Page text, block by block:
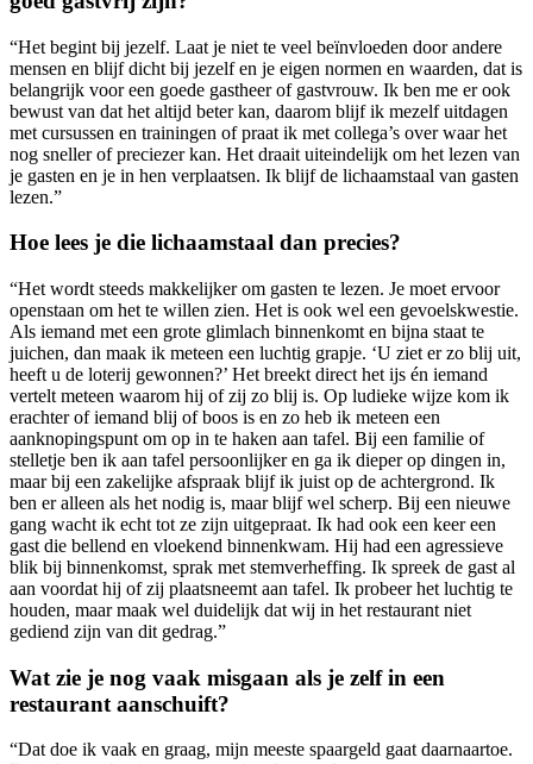
“Het begint bij jezelf. Laat je niet te veel beïnvloeden door andere
mensen en blijf dicht bij jezelf en je eigen normen en waarden, dat is
belangrijk voor een goede gastheer of gastvrouw. Ik ben me er ook
bewust van dat het altijd beter kan, daarom blijf ik mezelf uitdagen
met cursussen en trainingen of praat ik met collega’s over waar het
nog sneller of preciezer kan. Het draait uiteindelijk om het lezen van
je gasten en je in hen verplaatsen. Ik blijf de lichaamstaal van gasten
lezen.”
Hoe lees je die lichaamstaal dan precies?
“Het wordt steeds makkelijker om gasten te lezen. Je moet ervoor
openstaan om het te willen zien. Het is ook wel een gevoelskwestie.
Als iemand met een grote glimlach binnenkomt en bijna staat te
juichen, dan maak ik meteen een luchtig grapje. ‘U ziet er zo blij uit,
heeft u de loterij gewonnen?’ Het breekt direct het ijs én iemand
vertelt meteen waarom hij of zij zo blij is. Op ludieke wijze kom ik
erachter of iemand blij of boos is en zo heb ik meteen een
aanknopingspunt om op in te haken aan tafel. Bij een familie of
stelletje ben ik aan tafel persoonlijker en ga ik dieper op dingen in,
maar bij een zakelijke afspraak blijf ik juist op de achtergrond. Ik
ben er alleen als het nodig is, maar blijf wel scherp. Bij een nieuwe
gang wacht ik echt tot ze zijn uitgepraat. Ik had ook een keer een
gast die bellend en vloekend binnenkwam. Hij had een agressieve
blik bij binnenkomst, sprak met stemverheffing. Ik spreek de gast al
aan voordat hij of zij plaatsneemt aan tafel. Ik probeer het luchtig te
houden, maar maak wel duidelijk dat wij in het restaurant niet
gediend zijn van dit gedrag.”
Wat zie je nog vaak misgaan als je zelf in een
restaurant aanschuift?
“Dat doe ik vaak en graag, mijn meeste spaargeld gaat daarnaartoe.